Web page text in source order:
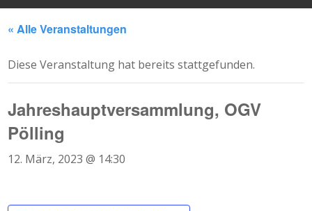
« Alle Veranstaltungen
Diese Veranstaltung hat bereits stattgefunden.
Jahreshauptversammlung, OGV
Pölling
12. März, 2023 @ 14:30